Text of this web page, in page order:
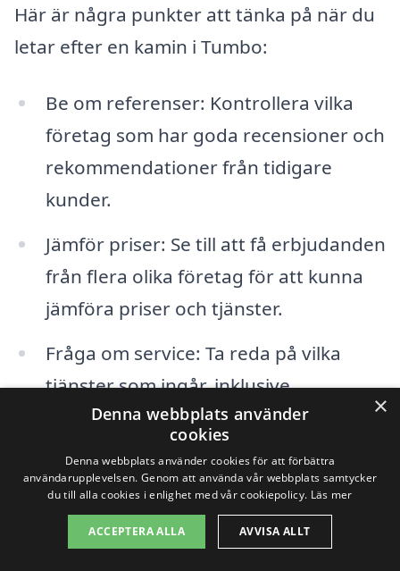
Här är några punkter att tänka på när du
letar efter en kamin i Tumbo:
Be om referenser: Kontrollera vilka
företag som har goda recensioner och
rekommendationer från tidigare
kunder.
Jämför priser: Se till att få erbjudanden
från flera olika företag för att kunna
jämföra priser och tjänster.
Fråga om service: Ta reda på vilka
tjänster som ingår, inklusive
installation, underhåll och eventuell
Kontrollera certifikat: Se till att
företaget har rätt behörighet och
×
Denna webbplats använder
cookies
Denna webbplats använder cookies för att förbättra
användarupplevelsen. Genom att använda vår webbplats samtycker
du till alla cookies i enlighet med vår cookiepolicy. Läs mer
ACCEPTERA ALLA AVVISA ALLT